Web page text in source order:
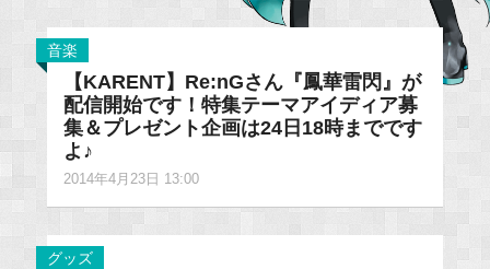
音楽
【KARENT】Re:nGさん『鳳華雷閃』が
配信開始です！特集テーマアイディア募
集＆プレゼント企画は24日18時までです
よ♪
2014年4月23日 13:00
グッズ